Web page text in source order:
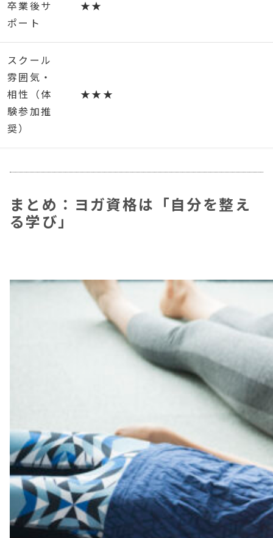
卒業後サ
ポート
★★
スクール
雰囲気・
相性（体
験参加推
奨）
★★★
まとめ：ヨガ資格は「自分を整え
る学び」